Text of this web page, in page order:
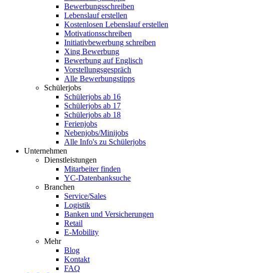
Bewerbungsschreiben
Lebenslauf erstellen
Kostenlosen Lebenslauf erstellen
Motivationsschreiben
Initiativbewerbung schreiben
Xing Bewerbung
Bewerbung auf Englisch
Vorstellungsgespräch
Alle Bewerbungstipps
Schülerjobs
Schülerjobs ab 16
Schülerjobs ab 17
Schülerjobs ab 18
Ferienjobs
Nebenjobs/Minijobs
Alle Info's zu Schülerjobs
Unternehmen
Dienstleistungen
Mitarbeiter finden
YC-Datenbanksuche
Branchen
Service/Sales
Logistik
Banken und Versicherungen
Retail
E-Mobility
Mehr
Blog
Kontakt
FAQ